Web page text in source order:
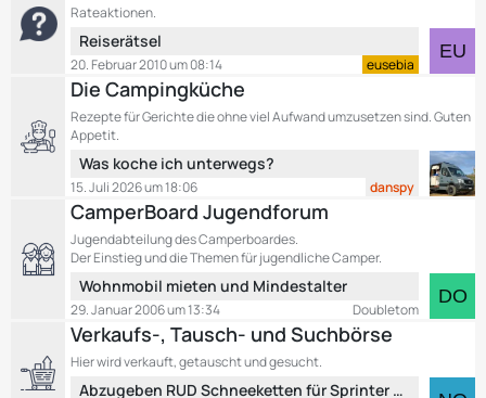
e
ä
g
e
t
B
e
i
t
g
e
Rateaktionen.
e
t
z
t
e
e
i
t
r
e
Reiserätsel
eusebia
20. Februar 2010 um 08:14
Die Campingküche
Rezepte für Gerichte die ohne viel Aufwand umzusetzen sind. Guten
Appetit.
e
t
z
t
e
e
i
t
Was koche ich unterwegs?
danspy
15. Juli 2026 um 18:06
CamperBoard Jugendforum
Jugendabteilung des Camperboardes.
Der Einstieg und die Themen für jugendliche Camper.
e
t
z
t
Wohnmobil mieten und Mindestalter
Doubletom
29. Januar 2006 um 13:34
Verkaufs-, Tausch- und Suchbörse
Hier wird verkauft, getauscht und gesucht.
Abzugeben RUD Schneeketten für Sprinter über 5 T